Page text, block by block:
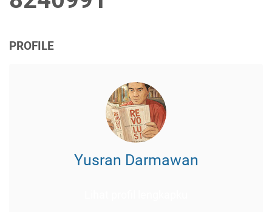
PROFILE
Yusran Darmawan